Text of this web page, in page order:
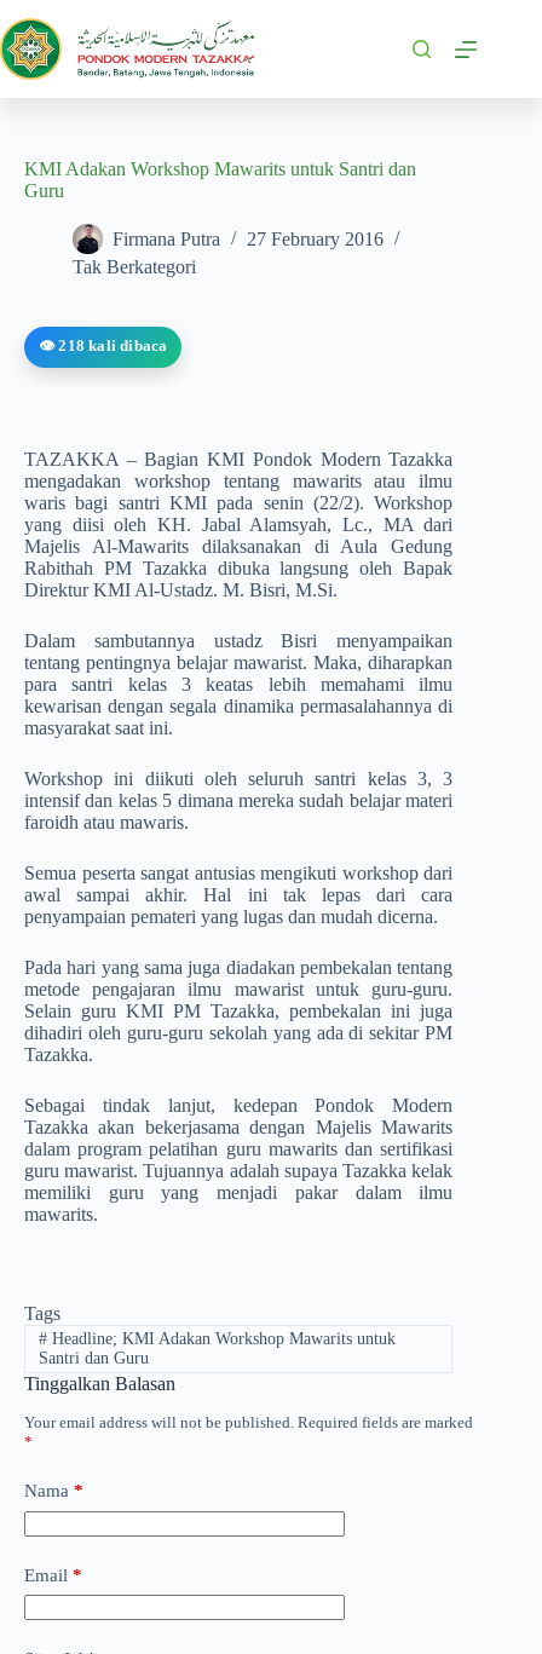
KMI Adakan Workshop Mawarits untuk Santri dan
Guru
Firmana Putra
27 February 2016
Tak Berkategori
👁️ 218 kali dibaca
TAZAKKA – Bagian KMI Pondok Modern Tazakka
mengadakan workshop tentang mawarits atau ilmu
waris bagi santri KMI pada senin (22/2). Workshop
yang diisi oleh KH. Jabal Alamsyah, Lc., MA dari
Majelis Al-Mawarits dilaksanakan di Aula Gedung
Rabithah PM Tazakka dibuka langsung oleh Bapak
Direktur KMI Al-Ustadz. M. Bisri, M.Si.
Dalam sambutannya ustadz Bisri menyampaikan
tentang pentingnya belajar mawarist. Maka, diharapkan
para santri kelas 3 keatas lebih memahami ilmu
kewarisan dengan segala dinamika permasalahannya di
masyarakat saat ini.
Workshop ini diikuti oleh seluruh santri kelas 3, 3
intensif dan kelas 5 dimana mereka sudah belajar materi
faroidh atau mawaris.
Semua peserta sangat antusias mengikuti workshop dari
awal sampai akhir. Hal ini tak lepas dari cara
penyampaian pemateri yang lugas dan mudah dicerna.
Pada hari yang sama juga diadakan pembekalan tentang
metode pengajaran ilmu mawarist untuk guru-guru.
Selain guru KMI PM Tazakka, pembekalan ini juga
dihadiri oleh guru-guru sekolah yang ada di sekitar PM
Tazakka.
Sebagai tindak lanjut, kedepan Pondok Modern
Tazakka akan bekerjasama dengan Majelis Mawarits
dalam program pelatihan guru mawarits dan sertifikasi
guru mawarist. Tujuannya adalah supaya Tazakka kelak
memiliki guru yang menjadi pakar dalam ilmu
mawarits.
Tags
#Headline; KMI Adakan Workshop Mawarits untuk
Santri dan Guru
Tinggalkan Balasan
Your email address will not be published. Required fields are marked
*
Nama *
Email *